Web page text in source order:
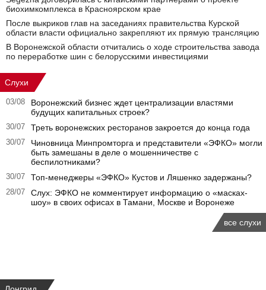
биохимкомплекса в Красноярском крае
После выкриков глав на заседаниях правительства Курской
области власти официально закрепляют их прямую трансляцию
В Воронежской области отчитались о ходе строительства завода
по переработке шин с белорусскими инвестициями
Слухи
03/08
Воронежский бизнес ждет централизации властями
будущих капитальных строек?
30/07 Треть воронежских ресторанов закроется до конца года
30/07
Чиновница Минпромторга и представители «ЭФКО» могли
быть замешаны в деле о мошенничестве с
беспилотниками?
30/07 Топ-менеджеры «ЭФКО» Кустов и Ляшенко задержаны?
28/07
Слух: ЭФКО не комментирует информацию о «масках-
шоу» в своих офисах в Тамани, Москве и Воронеже
все слухи